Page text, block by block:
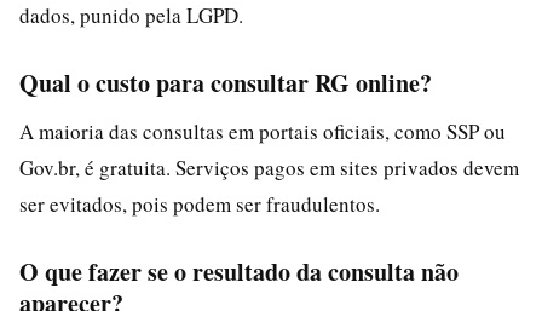
dados, punido pela LGPD.
Qual o custo para consultar RG online?
A maioria das consultas em portais oficiais, como SSP ou
Gov.br, é gratuita. Serviços pagos em sites privados devem
ser evitados, pois podem ser fraudulentos.
O que fazer se o resultado da consulta não
aparecer?